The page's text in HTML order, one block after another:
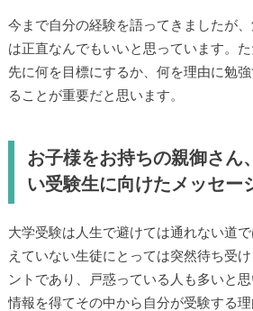
今まで自分の経験を語ってきましたが
は正直なんでもいいと思っています。
先に何を目標にするか、何を理由に勉
ることが重要だと思います。
お子様をお持ちの親御さん
い受験生に向けたメッセー
大学受験は人生で避けては通れない道
えていない生徒にとっては突然待ち受
ントであり、戸惑っている人も多いと
情報を得てその中から自分が受験する